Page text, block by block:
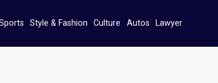
Style & Fashion Culture Autos Lawyer